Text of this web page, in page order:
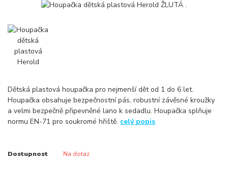
Dětská plastová houpačka pro nejmenší dět od 1 do 6 let.
Houpačka obsahuje bezpečnostní pás, robustní závěsné kroužky
a velmi bezpečně připevněné lano k sedadlu. Houpačka splňuje
normu EN-71 pro soukromé hřiště. celý popis
Dostupnost Na dotaz